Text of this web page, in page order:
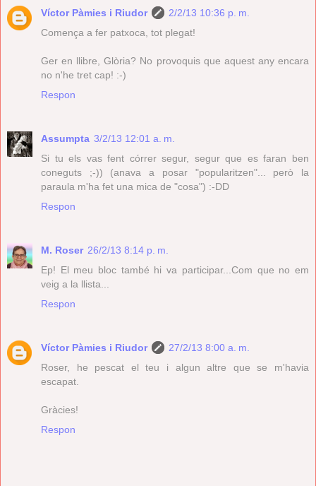
Víctor Pàmies i Riudor
2/2/13 10:36 p. m.
Comença a fer patxoca, tot plegat!
Ger en llibre, Glòria? No provoquis que aquest any encara
no n'he tret cap! :-)
Respon
Assumpta 3/2/13 12:01 a. m.
Si tu els vas fent córrer segur, segur que es faran ben
coneguts ;-)) (anava a posar "popularitzen"... però la
paraula m'ha fet una mica de "cosa") :-DD
Respon
M. Roser 26/2/13 8:14 p. m.
Ep! El meu bloc també hi va participar...Com que no em
veig a la llista...
Respon
Víctor Pàmies i Riudor
27/2/13 8:00 a. m.
Roser, he pescat el teu i algun altre que se m'havia
escapat.
Gràcies!
Respon